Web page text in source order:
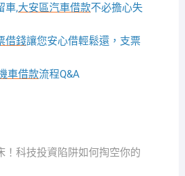
車,大安區汽車借款不必擔心失
借錢讓您安心借輕鬆還，支票
車借款流程Q&A
！科技投資陷阱如何掏空你的